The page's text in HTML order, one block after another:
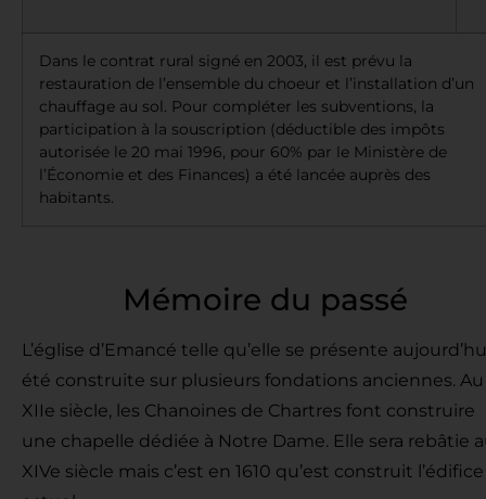
Dans le contrat rural signé en 2003, il est prévu la
restauration de l’ensemble du choeur et l’installation d’un
chauffage au sol. Pour compléter les subventions, la
participation à la souscription (déductible des impôts
autorisée le 20 mai 1996, pour 60% par le Ministère de
l’Économie et des Finances) a été lancée auprès des
habitants.
Mémoire du passé
L’église d’Emancé telle qu’elle se présente
été construite sur plusieurs fondations anciennes. Au
XIIe siècle, les Chanoines de Chartres font construire
une chapelle dédiée à Notre Dame. Elle sera rebâtie
XIVe siècle mais c’est en 1610 qu’est construit l’édifice